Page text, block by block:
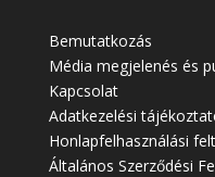
Bemutatkozás
Média megjelenés és
Kapcsolat
Adatkezelési
Honlapfelhasználási
Általános Szerződési